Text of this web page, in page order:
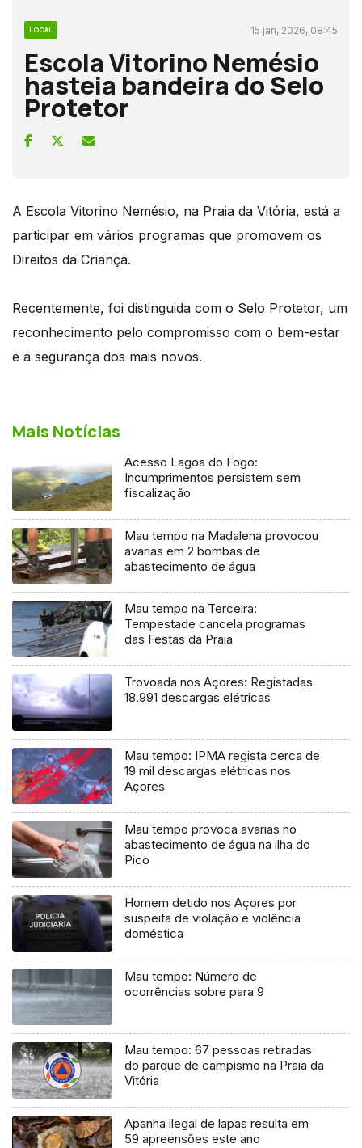
LOCAL 15 jan, 2026, 08:45
Escola Vitorino Nemésio
hasteia bandeira do Selo
Protetor
A Escola Vitorino Nemésio, na Praia da Vitória, está a
participar em vários programas que promovem os
Direitos da Criança.
Recentemente, foi distinguida com o Selo Protetor, um
reconhecimento pelo compromisso com o bem-estar
e a segurança dos mais novos.
Mais Notícias
Acesso Lagoa do Fogo:
Incumprimentos persistem sem
fiscalização
Mau tempo na Madalena provocou
avarias em 2 bombas de
abastecimento de água
Mau tempo na Terceira:
Tempestade cancela programas
das Festas da Praia
Trovoada nos Açores: Registadas
18.991 descargas elétricas
Mau tempo: IPMA regista cerca de
19 mil descargas elétricas nos
Açores
Mau tempo provoca avarias no
abastecimento de água na ilha do
Pico
Homem detido nos Açores por
suspeita de violação e violência
doméstica
Mau tempo: Número de
ocorrências sobre para 9
Mau tempo: 67 pessoas retiradas
do parque de campismo na Praia da
Vitória
Apanha ilegal de lapas resulta em
59 apreensões este ano